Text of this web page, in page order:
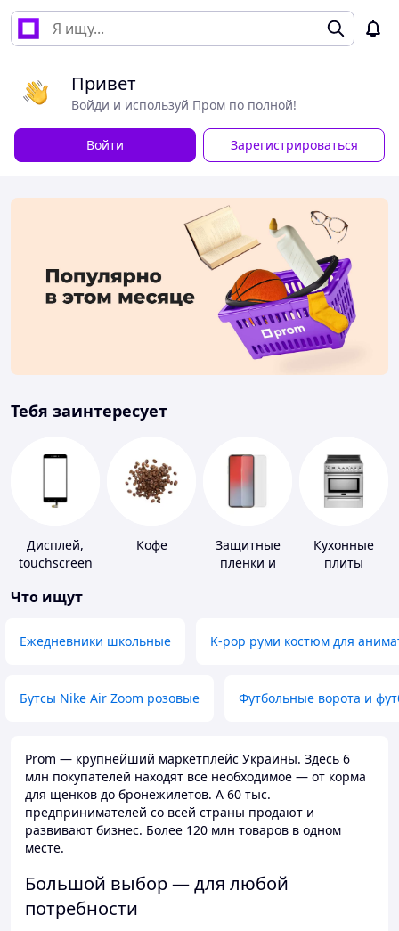
Привет
Войди и используй Пром по полной!
Войти Зарегистрироваться
Тебя заинтересует
Дисплей,
touchscreen
телефонов
Кофе
Защитные
пленки и
Кухонные
плиты
Что ищут
Ежедневники школьные K-pop руми костюм для
Бутсы Nike Air Zoom розовые Футбольные ворота и
Prom — крупнейший маркетплейс Украины. Здесь 6
млн покупателей находят всё необходимое — от корма
для щенков до бронежилетов. А 60 тыс.
предпринимателей со всей страны продают и
развивают бизнес. Более 120 млн товаров в одном
месте.
Большой выбор — для любой
потребности